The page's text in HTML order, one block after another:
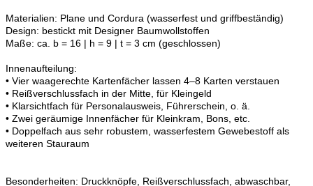
Materialien: Plane und Cordura (wasserfest und griffbeständig)
Design: bestickt mit Designer Baumwollstoffen
Maße: ca. b = 16 | h = 9 | t = 3 cm (geschlossen)
Innenaufteilung:
• Vier waagerechte Kartenfächer lassen 4–8 Karten verstauen
• Reißverschlussfach in der Mitte, für Kleingeld
• Klarsichtfach für Personalausweis, Führerschein, o. ä.
• Zwei geräumige Innenfächer für Kleinkram, Bons, etc.
• Doppelfach aus sehr robustem, wasserfestem Gewebestoff als
weiteren Stauraum
Besonderheiten: Druckknöpfe, Reißverschlussfach, abwaschbar,